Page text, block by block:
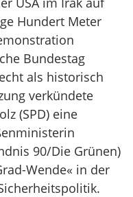
Hundert Meter
Bundestag
als historisch
verkündete
(SPD) eine
90/Die Grünen)
Wende« in der